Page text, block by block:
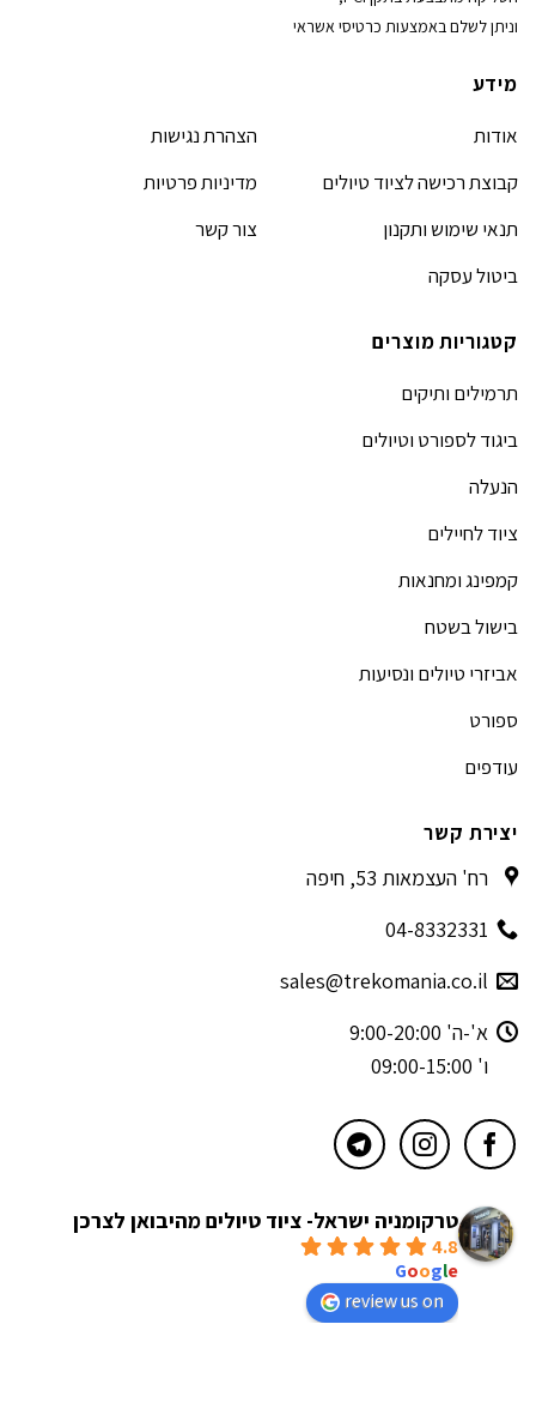
וניתן לשלם באמצעות כרטיסי אשראי
מידע
אודות
קבוצת רכישה לציוד טיולים
תנאי שימוש ותקנון
ביטול עסקה
הצהרת נגישות
מדיניות פרטיות
צור קשר
קטגוריות מוצרים
תרמילים ותיקים
ביגוד לספורט וטיולים
הנעלה
ציוד לחיילים
קמפינג ומחנאות
בישול בשטח
אביזרי טיולים ונסיעות
ספורט
עודפים
יצירת קשר
רח' העצמאות 53, חיפה
04-8332331
sales@trekomania.co.il
א'-ה' 9:00-20:00
ו' 09:00-15:00
טרקומניה ישראל- ציוד טיולים מהיבואן לצרכן
4.8
Google
review us on